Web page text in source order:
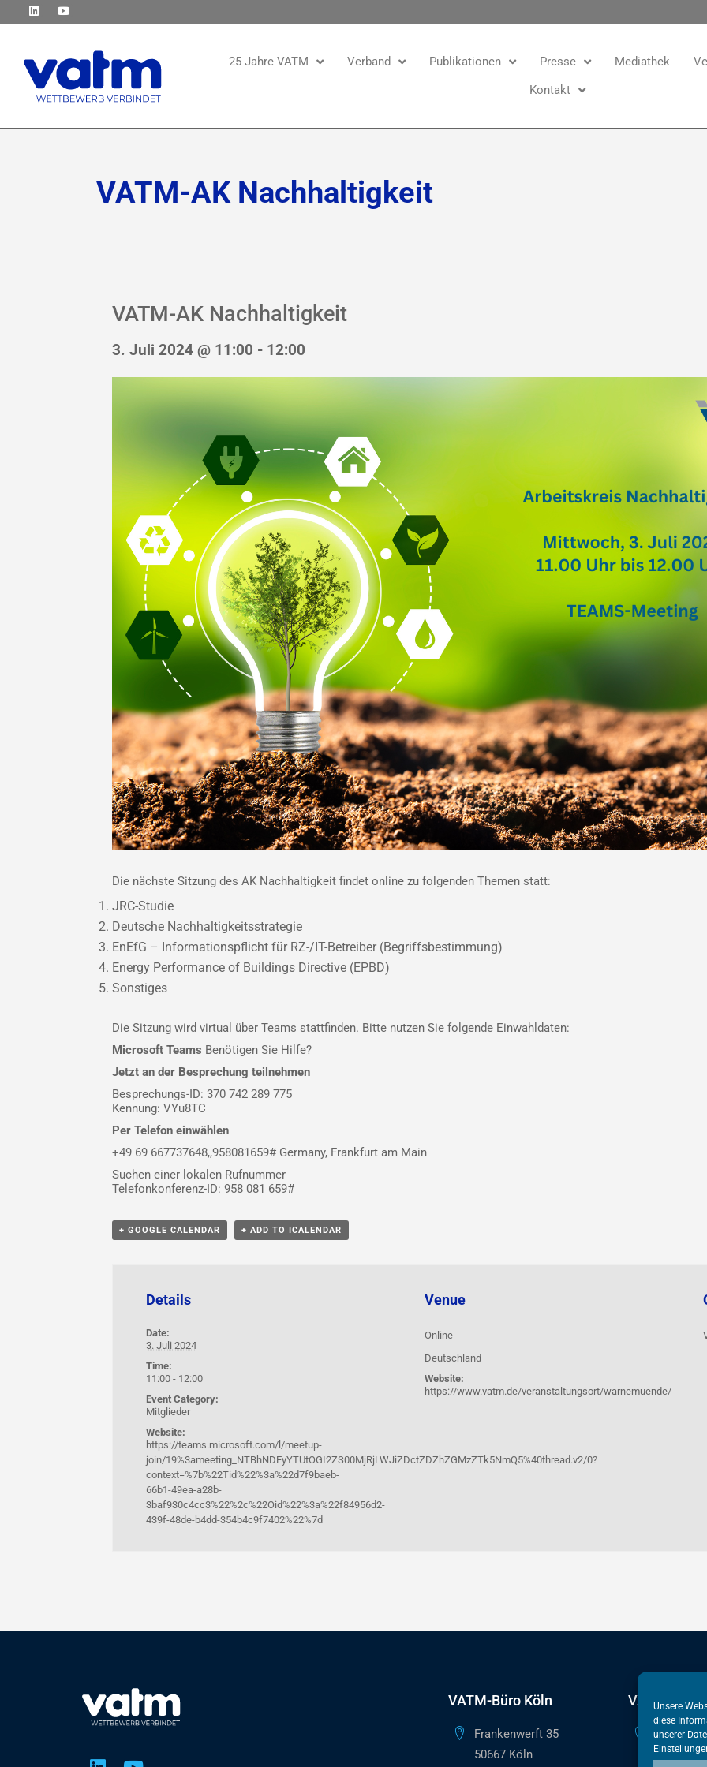
Unsere
diese
unserer
25 Jahre VATM Verband Publikationen Presse Mediathek
Kontakt
VATM-AK Nachhaltigkeit
VATM-AK Nachhaltigkeit
3. Juli 2024 @ 11:00 - 12:00
Die nächste Sitzung des AK Nachhaltigkeit findet online zu folgenden Themen statt:
JRC-Studie
Deutsche Nachhaltigkeitsstrategie
EnEfG – Informationspflicht für RZ-/IT-Betreiber (Begriffsbestimmung)
Energy Performance of Buildings Directive (EPBD)
Sonstiges
Die Sitzung wird virtual über Teams stattfinden. Bitte nutzen Sie folgende Einwahldaten:
Microsoft Teams Benötigen Sie Hilfe?
Jetzt an der Besprechung teilnehmen
Besprechungs-ID: 370 742 289 775
Kennung: VYu8TC
Per Telefon einwählen
+49 69 667737648,,958081659# Germany, Frankfurt am Main
Suchen einer lokalen Rufnummer
Telefonkonferenz-ID: 958 081 659#
+ GOOGLE CALENDAR + ADD TO ICALENDAR
Details
Date:
3. Juli 2024
Time:
11:00 - 12:00
Event Category:
Mitglieder
Website:
https://teams.microsoft.com/l/meetup-
join/19%3ameeting_NTBhNDEyYTUtOGI2ZS00MjRjLWJiZDctZDZhZGMzZTk5NmQ5%40thread.v2/0?
context=%7b%22Tid%22%3a%22d7f9baeb-
66b1-49ea-a28b-
3baf930c4cc3%22%2c%22Oid%22%3a%22f84956d2-
439f-48de-b4dd-354b4c9f7402%22%7d
Venue
Online
Deutschland
Website:
https://www.vatm.de/veranstaltungsort/warnemuende/
VATM-Büro Köln
Frankenwerft 35
50667 Köln
VATM-
10117